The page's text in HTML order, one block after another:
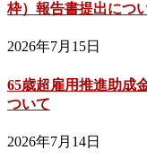
枠）報告書提出につ
2026年7月15日
65歳超雇用推進助成
ついて
2026年7月14日